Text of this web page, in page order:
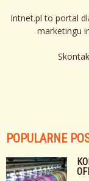
Intnet.pl to portal
marketingu
POPULARNE